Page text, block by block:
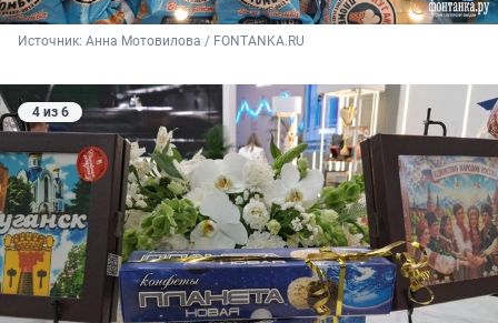
Источник: Анна Мотовилова / FONTANKA.RU
4 из 6